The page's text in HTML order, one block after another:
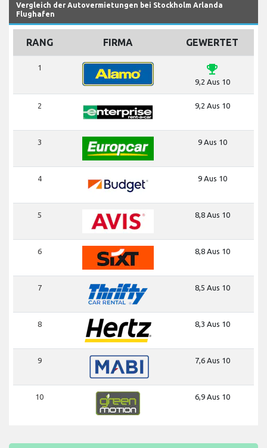
Vergleich der Autovermietungen bei Stockholm Arlanda
Flughafen
RANG FIRMA GEWERTET
1 emoji_events
9,2 Aus 10
2 9,2 Aus 10
3 9 Aus 10
4 9 Aus 10
5 8,8 Aus 10
6 8,8 Aus 10
7 8,5 Aus 10
8 8,3 Aus 10
9 7,6 Aus 10
10 6,9 Aus 10